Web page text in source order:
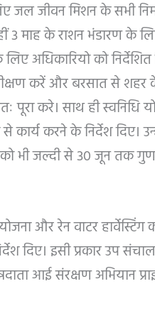
जीवन मिशन के सभी
3 माह के राशन भंडारण के
अधिकारियो को
करें और बरसात से शहर
पूरा करे। साथ ही स्वनिधि
करने के निर्देश दिए।
को भी जल्दी से 30 जून तक
और रेन वाटर
दिए। इसी प्रकार उप
आई संरक्षण अभियान